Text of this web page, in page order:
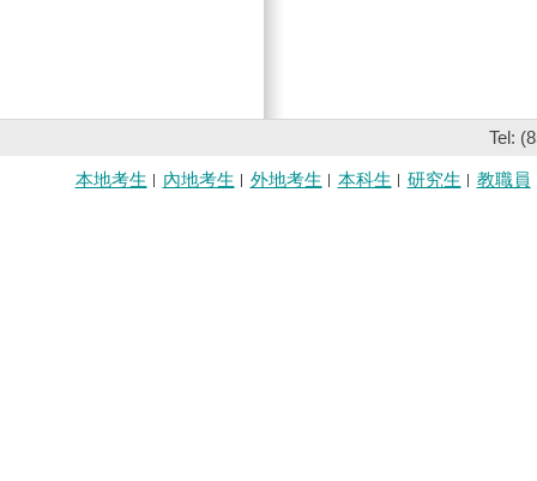
Tel:
本地考生 內地考生 外地考生 本科生 研究生 教職員